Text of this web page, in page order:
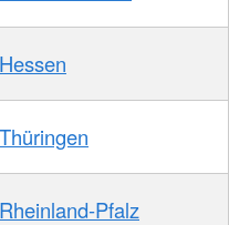
Hessen
Thüringen
Rheinland-Pfalz